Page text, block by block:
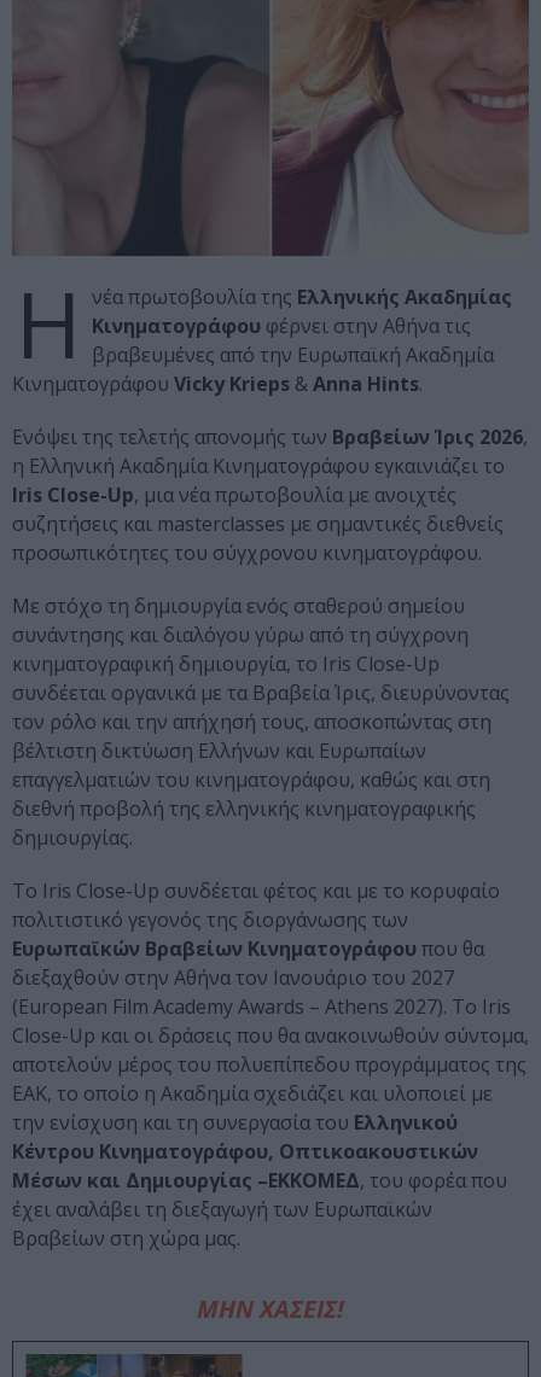
Η νέα πρωτοβουλία της Ελληνικής Ακαδημίας
Κινηματογράφου φέρνει στην Αθήνα τις
βραβευμένες από την Ευρωπαϊκή Ακαδημία
Κινηματογράφου Vicky Krieps &Anna Hints.
Ενόψει της τελετής απονομής των Βραβείων Ίρις 2026,
η Ελληνική Ακαδημία Κινηματογράφου εγκαινιάζει το
Iris Close-Up, μια νέα πρωτοβουλία με ανοιχτές
συζητήσεις και masterclasses με σημαντικές διεθνείς
προσωπικότητες του σύγχρονου κινηματογράφου.
Με στόχο τη δημιουργία ενός σταθερού σημείου
συνάντησης και διαλόγου γύρω από τη σύγχρονη
κινηματογραφική δημιουργία, το Iris Close-Up
συνδέεται οργανικά με τα Βραβεία Ίρις, διευρύνοντας
τον ρόλο και την απήχησή τους, αποσκοπώντας στη
βέλτιστη δικτύωση Ελλήνων και Ευρωπαίων
επαγγελματιών του κινηματογράφου, καθώς και στη
διεθνή προβολή της ελληνικής κινηματογραφικής
δημιουργίας.
Το Iris Close-Up συνδέεται φέτος και με το κορυφαίο
πολιτιστικό γεγονός της διοργάνωσης των
Ευρωπαϊκών Βραβείων Κινηματογράφου που θα
διεξαχθούν στην Αθήνα τον Ιανουάριο του 2027
(European Film Academy Awards – Athens 2027). Το Iris
Close-Up και οι δράσεις που θα ανακοινωθούν σύντομα,
αποτελούν μέρος του πολυεπίπεδου προγράμματος της
ΕΑΚ, το οποίο η Ακαδημία σχεδιάζει και υλοποιεί με
την ενίσχυση και τη συνεργασία του Ελληνικού
Κέντρου Κινηματογράφου, Οπτικοακουστικών
Μέσων και Δημιουργίας –ΕΚΚΟΜΕΔ, του φορέα που
έχει αναλάβει τη διεξαγωγή των Ευρωπαϊκών
Βραβείων στη χώρα μας.
ΜΗΝ ΧΑΣΕΙΣ!